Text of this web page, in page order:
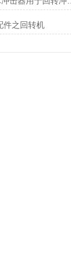
件之回转机